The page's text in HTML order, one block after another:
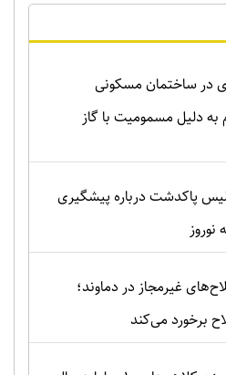
در ساختمان مسکونی
مصدوم به دلیل مسمومیت با گاز
پاکدشت درباره پیشگیری
غیرمجاز در دماوند؛
برخورد می‌کند